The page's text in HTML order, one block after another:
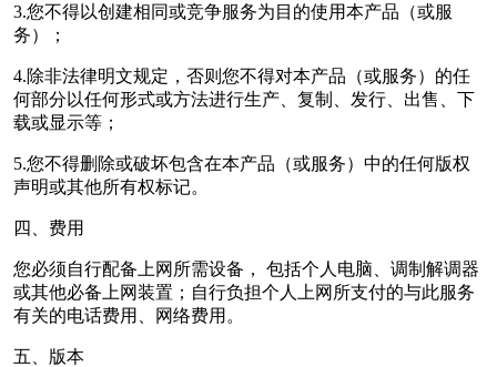
3.您不得以创建相同或竞争服务为目的使用本产品（或服
务）；
4.除非法律明文规定，否则您不得对本产品（或服务）的任
何部分以任何形式或方法进行生产、复制、发行、出售、下
载或显示等；
5.您不得删除或破坏包含在本产品（或服务）中的任何版权
声明或其他所有权标记。
四、费用
您必须自行配备上网所需设备， 包括个人电脑、调制解调器
或其他必备上网装置；自行负担个人上网所支付的与此服务
有关的电话费用、网络费用。
五、版本